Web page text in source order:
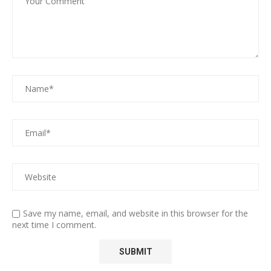
Save my name, email, and website in this browser for the
next time I comment.